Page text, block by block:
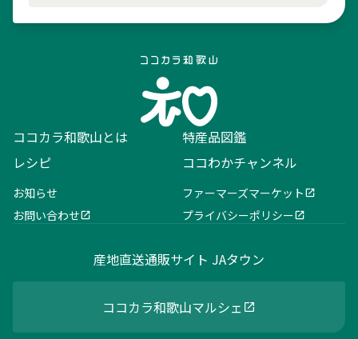
ココカラ和歌山とは
特産品図鑑
レシピ
ココわかチャンネル
お知らせ
ファーマーズマーケット
お問い合わせ
プライバシーポリシー
産地直送通販サイト JAタウン
ココカラ和歌山マルシェ